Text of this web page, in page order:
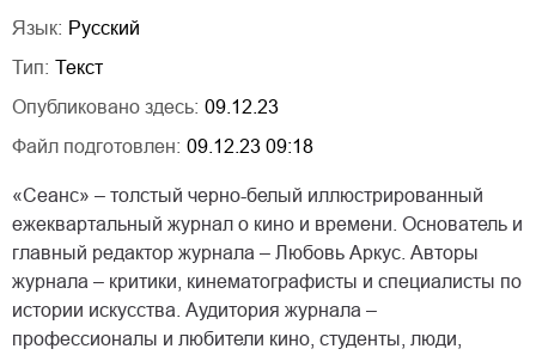
Язык: Русский
Тип: Текст
Опубликовано здесь: 09.12.23
Файл подготовлен: 09.12.23 09:18
«Сеанс» – толстый черно-белый иллюстрированный
ежеквартальный журнал о кино и времени. Основатель и
главный редактор журнала – Любовь Аркус. Авторы
журнала – критики, кинематографисты и специалисты по
истории искусства. Аудитория журнала –
профессионалы и любители кино, студенты, люди,